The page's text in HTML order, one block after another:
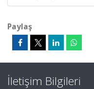
Paylaş
İletişim Bilgileri